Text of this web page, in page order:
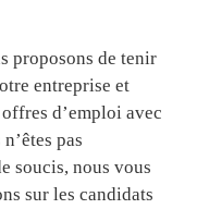
proposons de tenir
entreprise et
d’emploi avec
pas
soucis, nous vous
sur les candidats